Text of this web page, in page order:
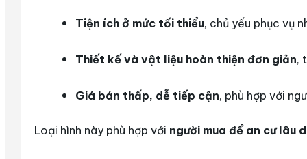
Tiện ích ở mức tối thiểu, chủ yếu phục vụ
Thiết kế và vật liệu hoàn thiện đơn giản,
Giá bán thấp, dễ tiếp cận, phù hợp với
Loại hình này phù hợp với người mua để an cư lâu